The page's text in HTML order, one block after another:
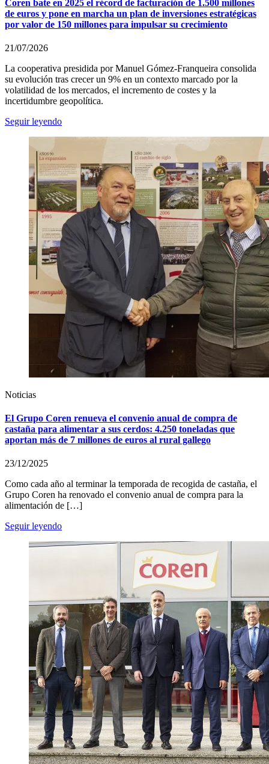
Coren bate en 2025 el récord de facturación de 1.500 millones
de euros y pone en marcha un plan de inversiones estratégicas
por valor de 150 millones para impulsar su crecimiento
21/07/2026
La cooperativa presidida por Manuel Gómez-Franqueira consolida
su evolución tras crecer un 9% en un contexto marcado por la
volatilidad de los mercados, el incremento de costes y la
incertidumbre geopolítica.
Seguir leyendo
Noticias
El Grupo Coren renueva el convenio anual de compra de
castaña para alimentar a sus cerdos: 4.250 toneladas que
aportan más de 7 millones de euros al rural gallego
23/12/2025
Como cada año al terminar la temporada de recogida de castaña, el
Grupo Coren ha renovado el convenio anual de compra para la
alimentación de […]
Seguir leyendo